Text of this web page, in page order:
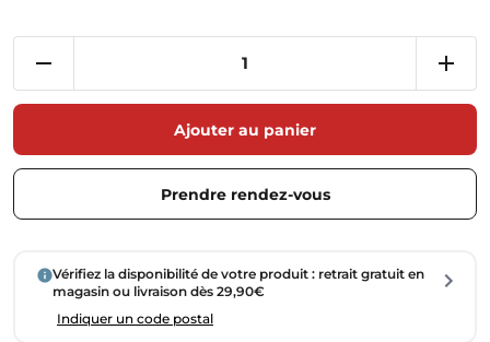
Ajouter au panier
Prendre rendez-vous
Vérifiez la disponibilité de votre produit : retrait gratuit en
magasin ou livraison dès 29,90€
Indiquer un code postal